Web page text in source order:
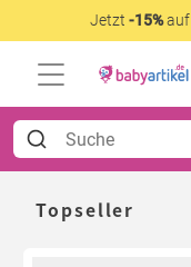
Jetzt -15%auf
Topseller